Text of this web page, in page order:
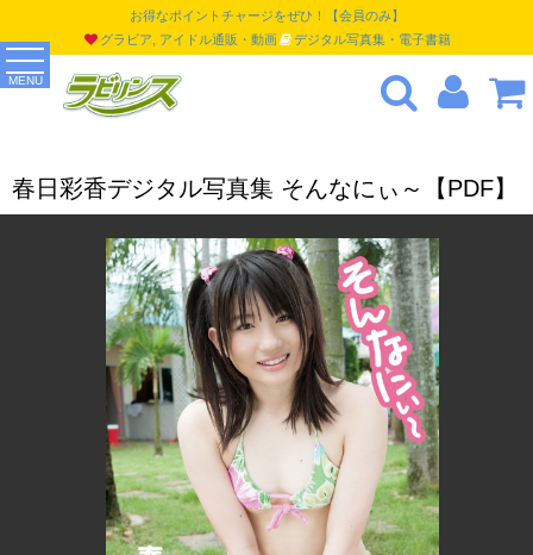
MENU
お得なポイントチャージをぜひ！【会員のみ】
グラビア, アイドル通販・動画
デジタル写真集・電子書籍
春日彩香デジタル写真集 そんなにぃ～【PDF】